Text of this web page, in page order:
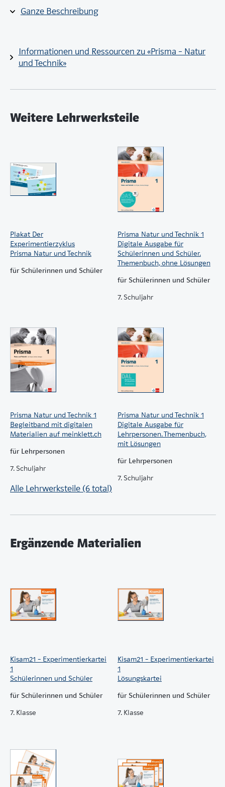
Ganze Beschreibung
Print-Teil: 176 Seiten
online.ch
Informationen und Ressourcen zu «Prisma – Natur
und Technik»
Weitere Lehrwerksteile
Plakat Der
Experimentierzyklus
Prisma Natur und Technik
für Schülerinnen und Schüler
Prisma Natur und Technik 1
Digitale Ausgabe für
Schülerinnen und Schüler.
Themenbuch, ohne Lösungen
für Schülerinnen und Schüler
7. Schuljahr
Prisma Natur und Technik 1
Begleitband mit digitalen
Materialien auf meinklett.ch
für Lehrpersonen
7. Schuljahr
Prisma Natur und Technik 1
Digitale Ausgabe für
Lehrpersonen. Themenbuch,
mit Lösungen
für Lehrpersonen
7. Schuljahr
Alle Lehrwerksteile (6 total)
Ergänzende Materialien
Kisam21 – Experimentierkartei
1
Schülerinnen und Schüler
für Schülerinnen und Schüler
7. Klasse
Kisam21 – Experimentierkartei
1
Lösungskartei
für Schülerinnen und Schüler
7. Klasse